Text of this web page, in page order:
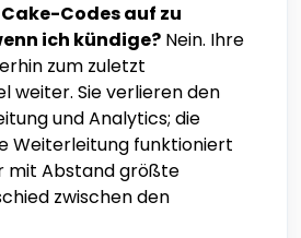
Cake-Codes auf zu
ich kündige? Nein. Ihre
zum zuletzt
weiter. Sie verlieren den
und Analytics; die
Weiterleitung funktioniert
mit Abstand größte
zwischen den